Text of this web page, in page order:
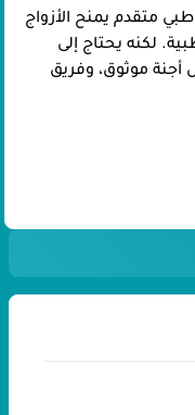
طبي متقدم يمنح الأزواج
لكنه يحتاج إلى
موثوق، وفريق